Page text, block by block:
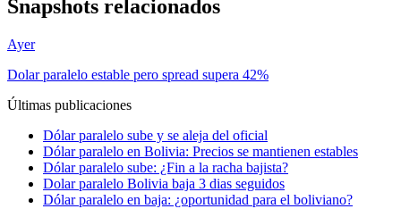
Snapshots relacionados
Ayer
Dolar paralelo estable pero spread supera 42%
Últimas publicaciones
Dólar paralelo sube y se aleja del oficial
Dólar paralelo en Bolivia: Precios se mantienen estables
Dólar paralelo sube: ¿Fin a la racha bajista?
Dolar paralelo Bolivia baja 3 dias seguidos
Dólar paralelo en baja: ¿oportunidad para el boliviano?